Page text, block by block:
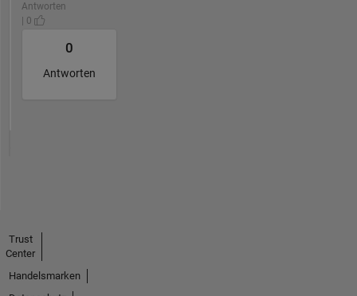
Antworten
| 0
0
Antworten
Trust
Center
Handelsmarken